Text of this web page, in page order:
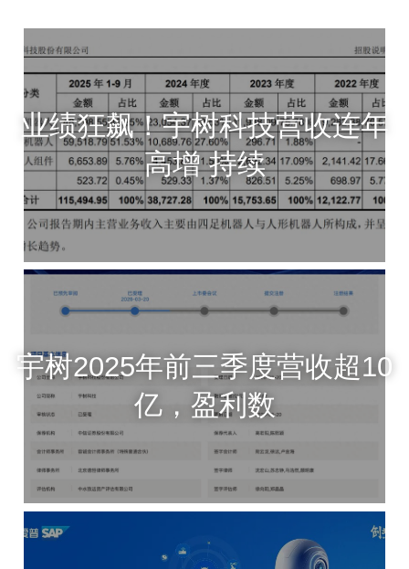
业绩狂飙！宇树科技营收连年
高增 持续
宇树2025年前三季度营收超10
亿，盈利数